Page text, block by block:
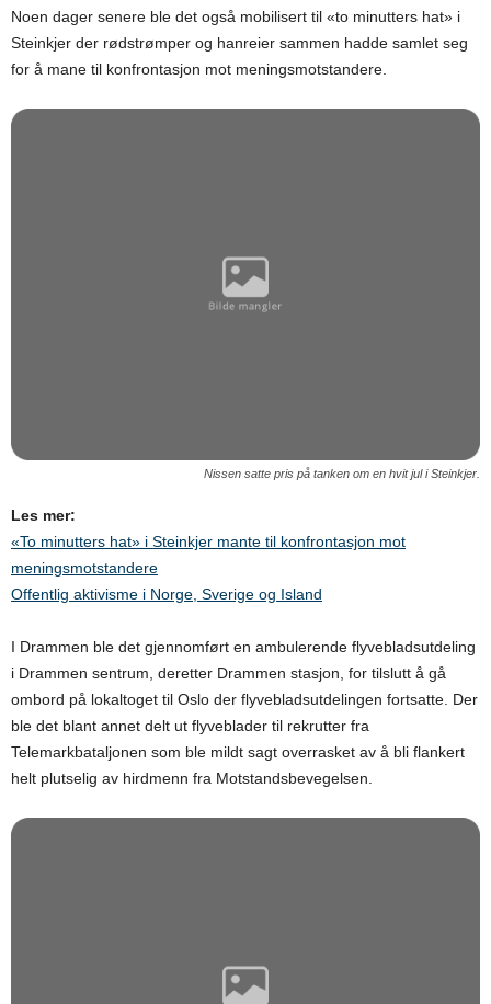
Noen dager senere ble det også mobilisert til «to minutters hat» i
Steinkjer der rødstrømper og hanreier sammen hadde samlet seg
for å mane til konfrontasjon mot meningsmotstandere.
Nissen satte pris på tanken om en hvit jul i Steinkjer.
Les mer:
«To minutters hat» i Steinkjer mante til konfrontasjon mot
meningsmotstandere
Offentlig aktivisme i Norge, Sverige og Island
I Drammen ble det gjennomført en ambulerende flyvebladsutdeling
i Drammen sentrum, deretter Drammen stasjon, for tilslutt å gå
ombord på lokaltoget til Oslo der flyvebladsutdelingen fortsatte. Der
ble det blant annet delt ut flyveblader til rekrutter fra
Telemarkbataljonen som ble mildt sagt overrasket av å bli flankert
helt plutselig av hirdmenn fra Motstandsbevegelsen.